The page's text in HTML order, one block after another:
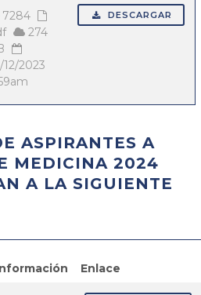
7284
274
12/2023
DESCARGAR
ASPIRANTES A
MEDICINA 2024
A LA SIGUIENTE
Enlace